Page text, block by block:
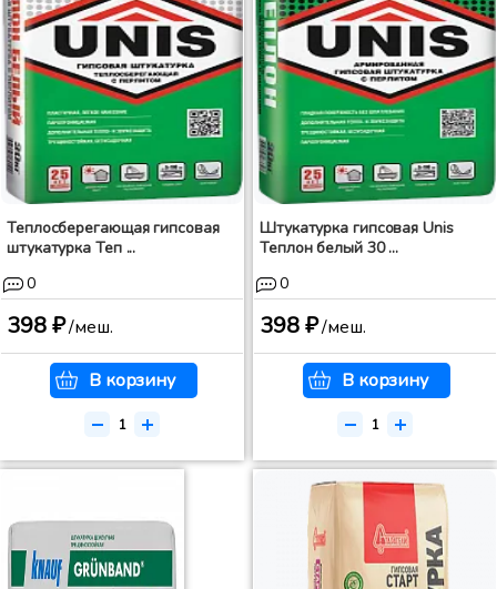
Теплосберегающая гипсовая
штукатурка Теп ...
0
398 ₽/меш.
В корзину
Штукатурка гипсовая Unis
Теплон белый 30 ...
0
398 ₽/меш.
В корзину